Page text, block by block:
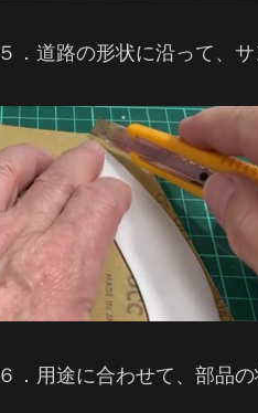
５．道路の形状に沿って、
６．用途に合わせて、部品